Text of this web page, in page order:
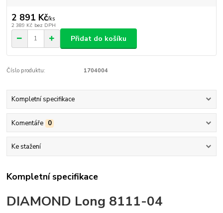
2 891 Kč/ks
2 389 Kč bez DPH
Přidat do košíku
Číslo produktu: 1704004
Kompletní specifikace
Komentáře 0
Ke stažení
Kompletní specifikace
DIAMOND Long 8111-04